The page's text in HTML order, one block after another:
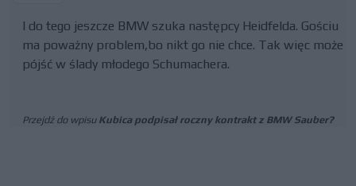
I do tego jeszcze BMW szuka następcy Heidfelda. Gościu
ma poważny problem,bo nikt go nie chce. Tak więc może
pójść w ślady młodego Schumachera.
Przejdź do wpisu Kubica podpisał roczny kontrakt z BMW Sauber?